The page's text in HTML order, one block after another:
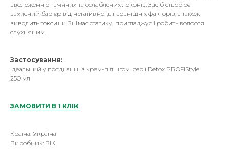
зволоженню тьмяних та ослаблених локонів. Засіб створює
захисний бар'єр від негативної дії зовнішніх факторів, а також
виводить токсини. Знімає статику, пригладжує і робить волосся
слухняним.
Застосування:
Ідеальний у поєднанні з крем-пілінгом серії Detox PROFIStyle.
250 мл
ЗАМОВИТИ В 1 КЛІК
Країна: Україна
Виробник: ВІКІ